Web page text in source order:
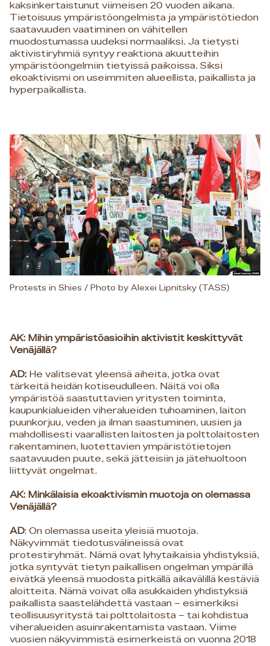
kaksinkertaistunut viimeisen 20 vuoden aikana.
Tietoisuus ympäristöongelmista ja ympäristötiedon
saatavuuden vaatiminen on vähitellen
muodostumassa uudeksi normaaliksi. Ja tietysti
aktivistiryhmiä syntyy reaktiona akuutteihin
ympäristöongelmiin tietyissä paikoissa. Siksi
ekoaktivismi on useimmiten alueellista, paikallista ja
hyperpaikallista.
Protests in Shies / Photo by Alexei Lipnitsky (TASS)
AK: Mihin ympäristöasioihin aktivistit keskittyvät
Venäjällä?
AD: He valitsevat yleensä aiheita, jotka ovat
tärkeitä heidän kotiseudulleen. Näitä voi olla
ympäristöä saastuttavien yritysten toiminta,
kaupunkialueiden viheralueiden tuhoaminen, laiton
puunkorjuu, veden ja ilman saastuminen, uusien ja
mahdollisesti vaarallisten laitosten ja polttolaitosten
rakentaminen, luotettavien ympäristötietojen
saatavuuden puute, sekä jätteisiin ja jätehuoltoon
liittyvät ongelmat.
AK: Minkälaisia ekoaktivismin muotoja on olemassa
Venäjällä?
AD: On olemassa useita yleisiä muotoja.
Näkyvimmät tiedotusvälineissä ovat
protestiryhmät. Nämä ovat lyhytaikaisia yhdistyksiä,
jotka syntyvät tietyn paikallisen ongelman ympärillä
eivätkä yleensä muodosta pitkällä aikavälillä kestäviä
aloitteita. Nämä voivat olla asukkaiden yhdistyksiä
paikallista saastelähdettä vastaan – esimerkiksi
teollisuusyritystä tai polttolaitosta – tai kohdistua
viheralueiden asuinrakentamista vastaan. Viime
vuosien näkyvimmistä esimerkeistä on vuonna 2018